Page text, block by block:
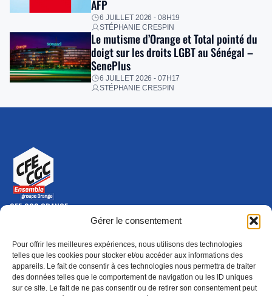
Gérer le consentement
Pour offrir les meilleures expériences, nous utilisons des technologies
telles que les cookies pour stocker et/ou accéder aux informations des
appareils. Le fait de consentir à ces technologies nous permettra de traiter
des données telles que le comportement de navigation ou les ID uniques
sur ce site. Le fait de ne pas consentir ou de retirer son consentement peut
AFP
6 JUILLET 2026 - 08H19
STÉPHANIE CRESPIN
Le mutisme d’Orange et Total pointé du
doigt sur les droits LGBT au Sénégal –
SenePlus
6 JUILLET 2026 - 07H17
STÉPHANIE CRESPIN
CFE-CGC ORANGE
10-12 rue Saint Amand, 75015 Paris Cedex 15
Nous contacter
01 46 79 28 74
S'ABONNER(NOUVELLE FENÊTRE)
ADHÉRER